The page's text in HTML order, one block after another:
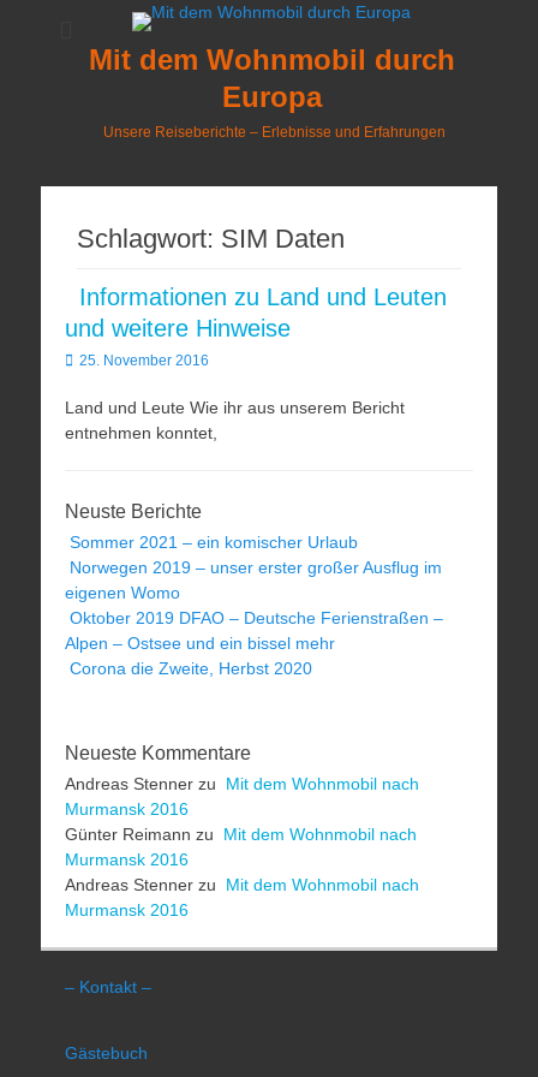
Mit dem Wohnmobil durch
Europa
Unsere Reiseberichte – Erlebnisse und Erfahrungen
Schlagwort: SIM Daten
Informationen zu Land und Leuten
und weitere Hinweise
Veröffentlicht
25. November 2016
Land und Leute Wie ihr aus unserem Bericht
entnehmen konntet,
Neuste Berichte
Sommer 2021 – ein komischer Urlaub
Norwegen 2019 – unser erster großer Ausflug im
eigenen Womo
Oktober 2019 DFAO – Deutsche Ferienstraßen –
Alpen – Ostsee und ein bissel mehr
Corona die Zweite, Herbst 2020
Neueste Kommentare
Andreas Stenner zu
Mit dem Wohnmobil nach
Murmansk 2016
Günter Reimann zu
Mit dem Wohnmobil nach
Murmansk 2016
Andreas Stenner zu
Mit dem Wohnmobil nach
Murmansk 2016
– Kontakt –
Gästebuch